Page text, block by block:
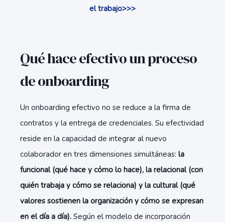
el trabajo>>>
Qué hace efectivo un proceso
de onboarding
Un onboarding efectivo no se reduce a la firma de
contratos y la entrega de credenciales. Su efectividad
reside en la capacidad de integrar al nuevo
colaborador en tres dimensiones simultáneas: la
funcional (qué hace y cómo lo hace), la relacional (con
quién trabaja y cómo se relaciona) y la cultural (qué
valores sostienen la organización y cómo se expresan
en el día a día). Según el modelo de incorporación